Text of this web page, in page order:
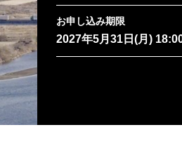
お申し込み期限
2027年5月31日(月)